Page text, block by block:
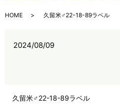
HOME 久留米♂22-18-89ラベル
2024/08/09
久留米♂22-18-89ラベル